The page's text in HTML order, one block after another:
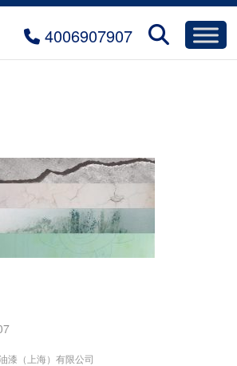
4006907907
漆（上海）有限公司